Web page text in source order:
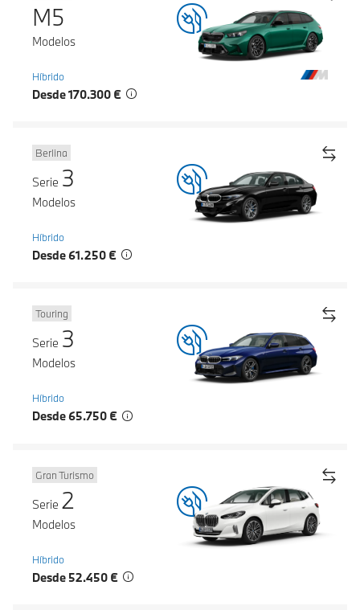
M5
Modelos
Híbrido
Desde 170.300 €
Berlina
Serie 3
Modelos
Híbrido
Desde 61.250 €
Touring
Serie 3
Modelos
Híbrido
Desde 65.750 €
Gran Turismo
Serie 2
Modelos
Híbrido
Desde 52.450 €